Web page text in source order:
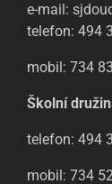
e-mail:
telefon: 494
mobil: 734
Školní
telefon: 494
mobil: 734